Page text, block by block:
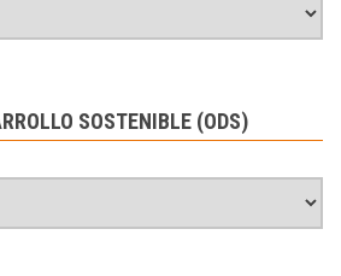
SOSTENIBLE (ODS)